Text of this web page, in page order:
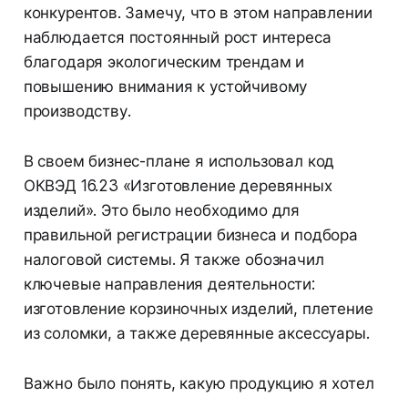
конкурентов. Замечу, что в этом направлении
наблюдается постоянный рост интереса
благодаря экологическим трендам и
повышению внимания к устойчивому
производству.
В своем бизнес-плане я использовал код
ОКВЭД 16.23 «Изготовление деревянных
изделий». Это было необходимо для
правильной регистрации бизнеса и подбора
налоговой системы. Я также обозначил
ключевые направления деятельности:
изготовление корзиночных изделий, плетение
из соломки, а также деревянные аксессуары.
Важно было понять, какую продукцию я хотел